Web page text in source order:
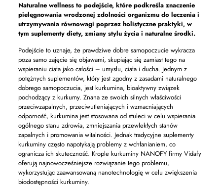
Naturalne wellnessto podejście, które podkreśla znaczenie
pielęgnowania wrodzonej zdolności organizmu do leczenia i
utrzymywania równowagi poprzez holistyczne praktyki, w
tym suplementy diety, zmiany stylu życia i naturalne środki.
Podejście to uznaje, że prawdziwe dobre samopoczucie wykracza
poza samo zajęcie się objawami, skupiając się zamiast tego na
wspieraniu ciała jako całości – umysłu, ciała i ducha. Jednym z
potężnych suplementów, który jest zgodny z zasadami naturalnego
dobrego samopoczucia, jest kurkumina, bioaktywny związek
pochodzący z kurkumy. Znana ze swoich silnych właściwości
przeciwzapalnych, przeciwutleniających i wzmacniających
odporność, kurkumina jest stosowana od stuleci w celu wspierania
ogólnego stanu zdrowia, zmniejszania przewlekłych stanów
zapalnych i promowania witalności. Jednak tradycyjne suplementy
kurkuminy często napotykają problemy z wchłanianiem, co
ogranicza ich skuteczność. Krople kurkuminy NANOFY firmy Vidafy
oferują najnowocześniejsze rozwiązanie tego problemu,
wykorzystując zaawansowaną nanotechnologię w celu zwiększenia
biodostępności kurkuminy.